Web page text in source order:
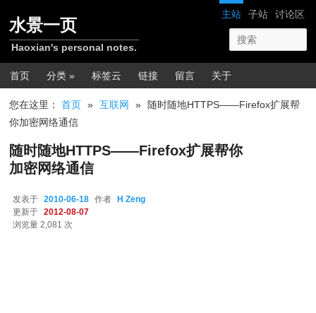
网站导航
主站 子站 讨论区
水景一页
Haoxian's personal notes.
主菜单
首页 分类 » 标签云 链接 留言 关于
您在这里：首页 » 互联网 »
随时随地HTTPS——Firefox扩展帮
你加密网络通信
随时随地HTTPS——Firefox扩展帮你
加密网络通信
发表于 2010-06-18 作者
H Zeng
更新于
2012-08-07
浏览量 2,081 次